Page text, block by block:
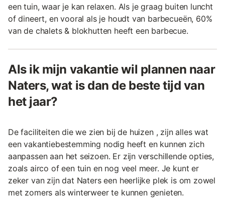
een tuin, waar je kan relaxen. Als je graag buiten luncht
of dineert, en vooral als je houdt van barbecueën, 60%
van de chalets & blokhutten heeft een barbecue.
Als ik mijn vakantie wil plannen naar
Naters, wat is dan de beste tijd van
het jaar?
De faciliteiten die we zien bij de huizen , zijn alles wat
een vakantiebestemming nodig heeft en kunnen zich
aanpassen aan het seizoen. Er zijn verschillende opties,
zoals airco of een tuin en nog veel meer. Je kunt er
zeker van zijn dat Naters een heerlijke plek is om zowel
met zomers als winterweer te kunnen genieten.